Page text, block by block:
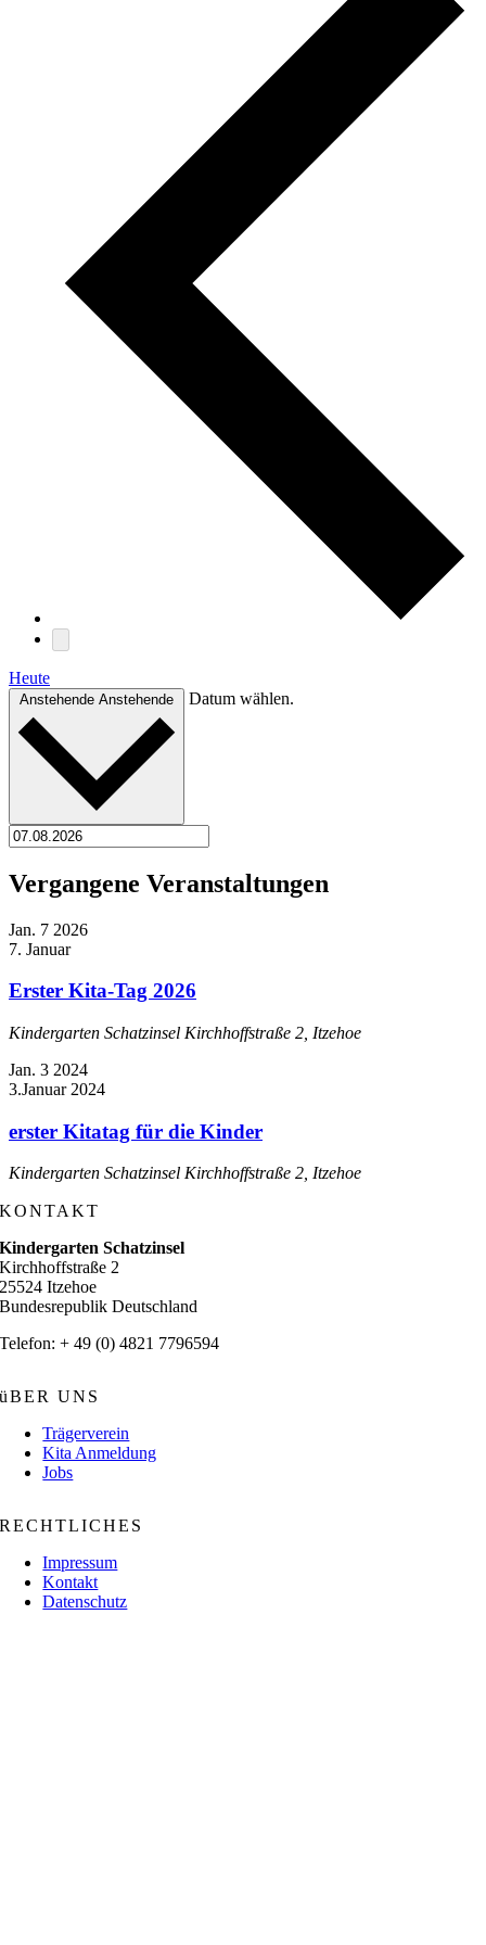
Heute
Anstehende Anstehende Datum wählen.
Vergangene Veranstaltungen
Jan. 7 2026
7. Januar
Erster Kita-Tag 2026
Kindergarten Schatzinsel Kirchhoffstraße 2, Itzehoe
Jan. 3 2024
3.Januar 2024
erster Kitatag für die Kinder
Kindergarten Schatzinsel Kirchhoffstraße 2, Itzehoe
KONTAKT
Kindergarten Schatzinsel
Kirchhoffstraße 2
25524 Itzehoe
Bundesrepublik Deutschland
Telefon: + 49 (0) 4821 7796594
üBER UNS
Trägerverein
Kita Anmeldung
Jobs
RECHTLICHES
Impressum
Kontakt
Datenschutz